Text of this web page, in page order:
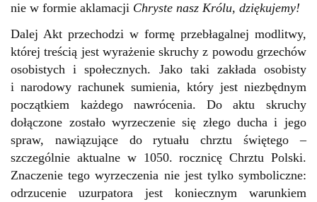
nie w formie aklamacji Chryste nasz Królu, dziękujemy!
Dalej Akt przechodzi w formę przebłagalnej modlitwy,
której treścią jest wyrażenie skruchy z powodu grzechów
osobistych i społecznych. Jako taki zakłada osobisty
i narodowy rachunek sumienia, który jest niezbędnym
początkiem każdego nawrócenia. Do aktu skruchy
dołączone zostało wyrzeczenie się złego ducha i jego
spraw, nawiązujące do rytuału chrztu świętego –
szczególnie aktualne w 1050. rocznicę Chrztu Polski.
Znaczenie tego wyrzeczenia nie jest tylko symboliczne:
odrzucenie uzurpatora jest koniecznym warunkiem